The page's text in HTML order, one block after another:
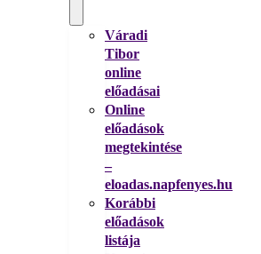
Váradi
Tibor
online
előadásai
Online
előadások
megtekintése
–
eloadas.napfenyes.hu
Korábbi
előadások
listája